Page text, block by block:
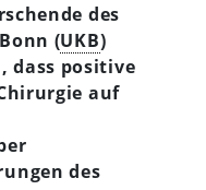
des
(UKB)
dass positive
auf
des